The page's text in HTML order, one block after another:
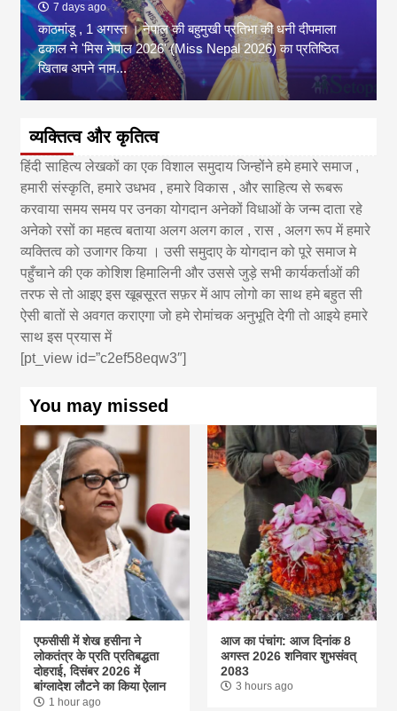
7 days ago
काठमांडू , 1 अगस्त । नेपाल की बहुमुखी प्रतिभा की धनी दीपमाला
ढकाल ने 'मिस नेपाल 2026' (Miss Nepal 2026) का प्रतिष्ठित
खिताब अपने नाम...
व्यक्तित्व और कृतित्व
हिंदी साहित्य लेखकों का एक विशाल समुदाय जिन्होंने हमे हमारे समाज ,
हमारी संस्कृति, हमारे उधभव , हमारे विकास , और साहित्य से रूबरू
करवाया समय समय पर उनका योगदान अनेकों विधाओं के जन्म दाता रहे
अनेको रसों का महत्व बताया अलग अलग काल , रास , अलग रूप में हमारे
व्यक्तित्व को उजागर किया । उसी समुदाए के योगदान को पूरे समाज मे
पहुँचाने की एक कोशिश हिमालिनी और उससे जुड़े सभी कार्यकर्ताओं की
तरफ से तो आइए इस खूबसूरत सफ़र में आप लोगो का साथ हमे बहुत सी
ऐसी बातों से अवगत कराएगा जो हमे रोमांचक अनुभूति देगी तो आइये हमारे
साथ इस प्रयास में
[pt_view id=”c2ef58eqw3″]
You may missed
एफसीसी में शेख हसीना ने
लोकतंत्र के प्रति प्रतिबद्धता
दोहराई, दिसंबर 2026 में
बांग्लादेश लौटने का किया ऐलान
1 hour ago
आज का पंचांग: आज दिनांक 8
अगस्त 2026 शनिवार शुभसंवत्
2083
3 hours ago